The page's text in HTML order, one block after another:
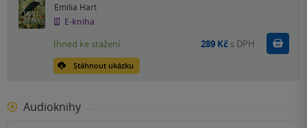
Emilia Hart
E-kniha
Stáhnout ukázku
Ihned ke stažení 289 Kč s DPH Koupit
Audioknihy